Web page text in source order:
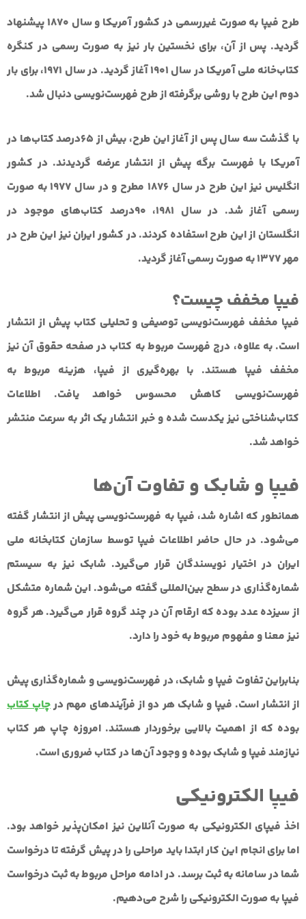
طرح فیپا به صورت غیررسمی در کشور آمریکا و سال 1870 پیشنهاد
گردید. پس از آن، برای نخستین بار نیز به صورت رسمی در کنگره
کتاب‌خانه ملی آمریکا در سال 1901 آغاز گردید. در سال 1971، برای بار
دوم این طرح با روشی برگرفته از طرح فهرست‌نویسی دنبال شد.
با گذشت سه سال پس از آغاز این طرح، بیش از 65درصد کتاب‌ها در
آمریکا با فهرست برگه پیش از انتشار عرضه گردیدند. در کشور
انگلیس نیز این طرح در سال 1876 مطرح و در سال 1977 به صورت
رسمی آغاز شد. در سال 1981، 90درصد کتاب‌های موجود در
انگلستان از این طرح استفاده کردند. در کشور ایران نیز این طرح در
مهر 1377 به صورت رسمی آغاز گردید.
فیپا مخفف چیست؟
فیپا مخفف فهرست‌نویسی توصیفی و تحلیلی کتاب پیش از انتشار
است. به علاوه، درج فهرست مربوط به کتاب در صفحه حقوق آن نیز
مخفف فیپا هستند. با بهره‌گیری از فیپا، هزینه مربوط به
فهرست‌نویسی کاهش محسوس خواهد یافت. اطلاعات
کتاب‌شناختی نیز یکدست شده و خبر انتشار یک اثر به سرعت منتشر
خواهد شد.
فیپا و شابک و تفاوت آن‌ها
همانطور که اشاره شد، فیپا به فهرست‌نویسی پیش از انتشار گفته
می‌شود. در حال حاضر اطلاعات فیپا توسط سازمان کتابخانه ملی
ایران در اختیار نویسندگان قرار می‌گیرد.شابک نیز به سیستم
شماره‌گذاری در سطح بین‌المللی گفته می‌شود. این شماره متشکل
از سیزده عدد بوده که ارقام آن در چند گروه قرار می‌گیرد. هر گروه
نیز معنا و مفهوم مربوط به خود را دارد.
بنابراین تفاوت فیپا و شابک، در فهرست‌نویسی و شماره‌گذاری پیش
از انتشار است. فیپا و شابک هر دو از فرآیندهای مهم درچاپ کتاب
بوده که از اهمیت بالایی برخوردار هستند. امروزه چاپ هر کتاب
نیازمند فیپا و شابک بوده و وجود آن‌ها در کتاب ضروری است.
فیپا الکترونیکی
اخذ فیپای الکترونیکی به صورت آنلاین نیز امکان‌پذیر خواهد بود.
اما برای انجام این کار ابتدا باید مراحلی را در پیش گرفته تا درخواست
شما در سامانه به ثبت برسد. در ادامه مراحل مربوط به ثبت درخواست
فیپا به صورت الکترونیکی را شرح می‌دهیم.